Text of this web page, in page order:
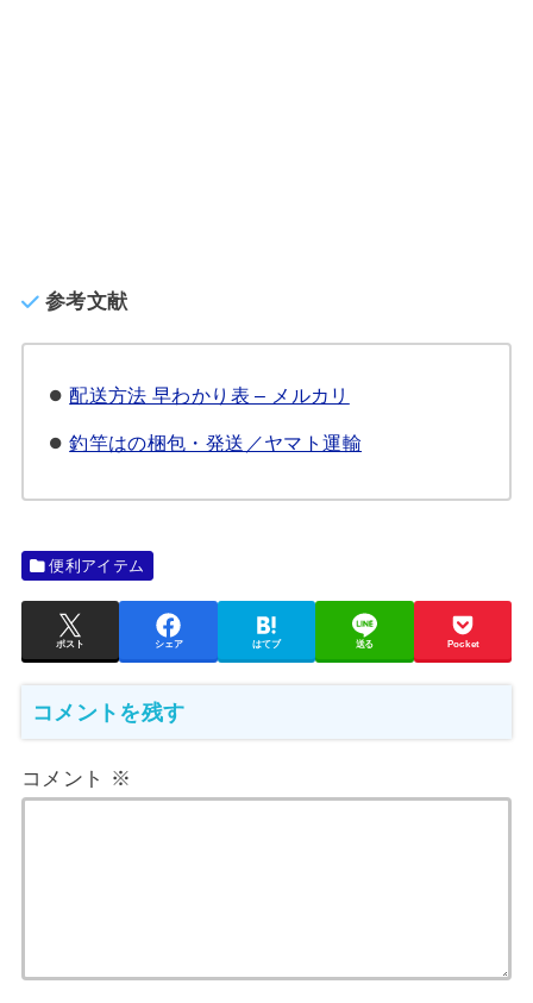
参考文献
配送方法 早わかり表 – メルカリ
釣竿はの梱包・発送／ヤマト運輸
便利アイテム
ポスト シェア はてブ 送る Pocket
コメントを残す
コメント ※